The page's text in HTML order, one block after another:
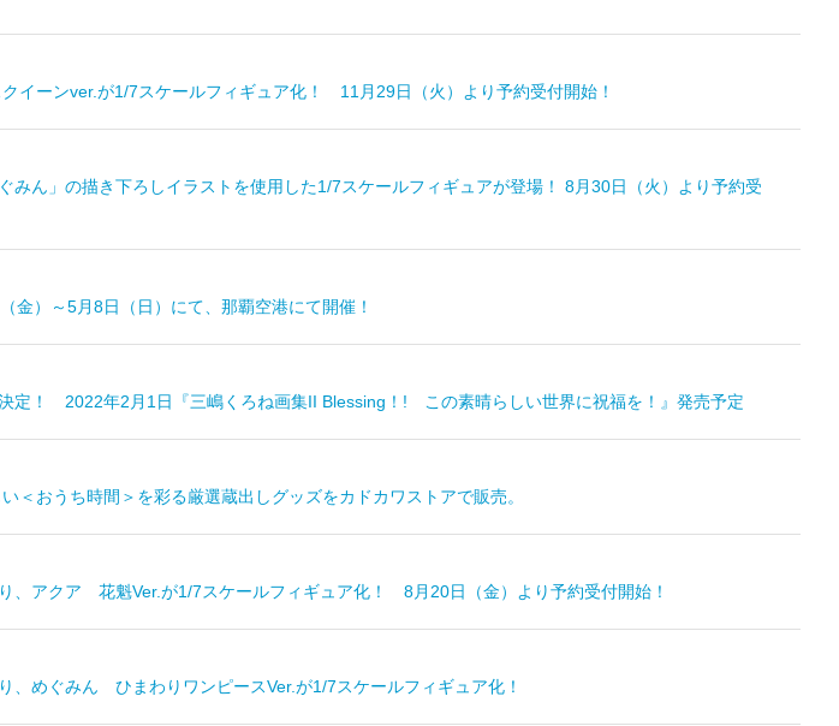
イーンver.が1/7スケールフィギュア化！ 11月29日（火）より予約受付開始！
みん」の描き下ろしイラストを使用した1/7スケールフィギュアが登場！ 8月30日（火）より予約受
金）～5月8日（日）にて、那覇空港にて開催！
定！ 2022年2月1日『三嶋くろね画集II Blessing！! この素晴らしい世界に祝福を！』発売予定
＜おうち時間＞を彩る厳選蔵出しグッズをカドカワストアで販売。
、アクア 花魁Ver.が1/7スケールフィギュア化！ 8月20日（金）より予約受付開始！
、めぐみん ひまわりワンピースVer.が1/7スケールフィギュア化！